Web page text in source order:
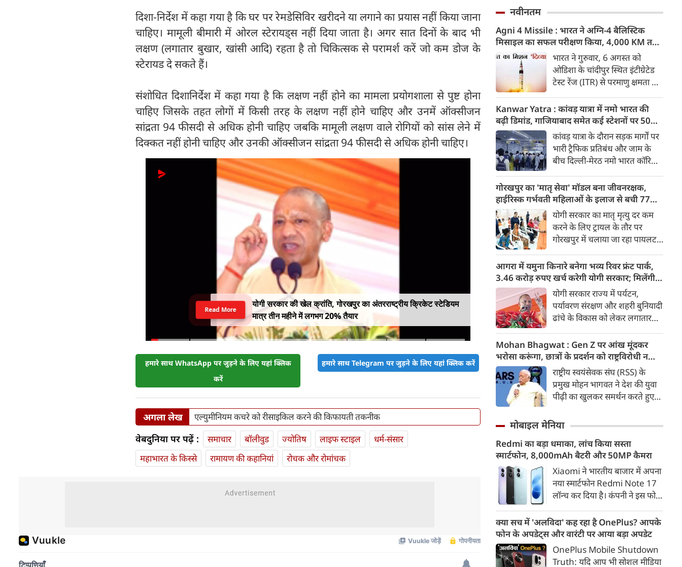
दिशा-निर्देश में कहा गया है कि घर पर रेमडेसिविर खरीदने या लगाने का प्रयास नहीं किया जाना
चाहिए। मामूली बीमारी में ओरल स्टेरायड्स नहीं दिया जाता है। अगर सात दिनों के बाद भी
लक्षण (लगातार बुखार, खांसी आदि) रहता है तो चिकित्सक से परामर्श करें जो कम डोज के
स्टेरायड दे सकते हैं।
संशोधित दिशानिर्देश में कहा गया है कि लक्षण नहीं होने का मामला प्रयोगशाला से पुष्ट होना
चाहिए जिसके तहत लोगों में किसी तरह के लक्षण नहीं होने चाहिए और उनमें ऑक्सीजन
सांद्रता 94 फीसदी से अधिक होनी चाहिए जबकि मामूली लक्षण वाले रोगियों को सांस लेने में
दिक्कत नहीं होनी चाहिए और उनकी ऑक्सीजन सांद्रता 94 फीसदी से अधिक होनी चाहिए।
योगी सरकार की खेल क्रांति, गोरखपुर का अंतरराष्ट्रीय क्रिकेट स्टेडियम
मात्र तीन महीने में लगभग 20% तैयार
Read More
हमारे साथ WhatsApp पर जुड़ने के लिए यहां क्लिक
करें
हमारे साथ Telegram पर जुड़ने के लिए यहां क्लिक करें
अगला लेख एल्युमीनियम कचरे को रीसाइकिल करने की किफायती तकनीक
वेबदुनिया पर पढ़ें : समाचार बॉलीवुड ज्योतिष लाइफ स्‍टाइल
धर्म-संसार
महाभारत के किस्से
रामायण की कहानियां रोचक और रोमांचक
नवीनतम
Agni 4 Missile : भारत ने अग्नि-4 बैलिस्टिक
मिसाइल का सफल परीक्षण किया, 4,000 KM तक
मारक क्षमता
भारत ने गुरुवार, 6 अगस्त को
ओडिशा के चांदीपुर स्थित इंटीग्रेटेड
टेस्ट रेंज (ITR) से परमाणु क्षमता से
मिसाइल अग्नि-4 का सफल परीक्षण
किया। रक्षा मंत्रालय के मुताबिक, यह
परीक्षण स्ट्रैटेजिक फोर्सेज कमांड
(SFC) और रक्षा अनुसंधान एवं
विकास संगठन (DRDO) की ओर से
किया गया।
Kanwar Yatra : कांवड़ यात्रा में नमो भारत की
बढ़ी डिमांड, गाजियाबाद समेत कई स्टेशनों पर 50%
तक बढ़ी यात्रियों की संख्याकांवड़ यात्रा के दौरान सड़क मार्गों पर
भारी ट्रैफिक प्रतिबंध और जाम के
बीच दिल्ली-मेरठ नमो भारत कॉरिडोर
परिवहन विकल्प बनकर उभरा है।
तेज़, समयबद्ध और आरामदायक
सफर के चलते कॉरिडोर के कई
स्टेशनों पर यात्रियों की संख्या में 40
से 50 प्रतिशत तक बढ़ गई है।
गोरखपुर का 'मातृ सेवा' मॉडल बना जीवनरक्षक,
हाईरिस्क गर्भवती महिलाओं के इलाज से बची 77
जिंदगियां
योगी सरकार का मातृ मृत्यु दर कम
करने के लिए ट्रायल के तौर पर
गोरखपुर में चलाया जा रहा पायलट
बनकर उभरा है। मुख्यमंत्री योगी
आदित्यनाथ के निर्देश पर पायलट
प्रोजेक्ट ‘मातृ सेवा’ का लक्ष्य हाई
रिस्क गर्भवती केसों को तुरंत बड़े
अस्पतालों में रेफर कर बचाना है।
आगरा में यमुना किनारे बनेगा भव्य रिवर फ्रंट पार्क,
3.46 करोड़ रुपए खर्च करेगी योगी सरकार; मिलेंगी ये
खास सुविधाएं
योगी सरकार राज्य में पर्यटन,
पर्यावरण संरक्षण और शहरी बुनियादी
ढांचे के विकास को लेकर लगातार
कड़ी में अब ताजनगरी में यमुना नदी
के किनारों को खूबसूरत, प्रदूषण मुक्त
और उपयोगी बनाने की बड़ी तैयारी
शुरू हो गई है। आगरा के झलकारी
बाई चौराहे से लेकर वेदांत मंदिर के
पास यमुना किनारे (यमुना बैंक साइड)
किया जा रहा है।
Mohan Bhagwat : Gen Z पर आंख मूंदकर
भरोसा करूंगा, छात्रों के प्रदर्शन को राष्ट्रविरोधी न
बताएं, RSS प्रमुख मोहन भागवत का बड़ा बयान, चीन
और पाकिस्तान को लेकर क्या कहा
राष्ट्रीय स्वयंसेवक संघ (RSS) के
प्रमुख मोहन भागवत ने देश की युवा
पीढ़ी का खुलकर समर्थन करते हुए
मूंदकर भरोसा करेंगे। उन्होंने कहा कि
छात्रों को राष्ट्रविरोधी नहीं कहा जाना
चाहिए। युवाओं की बात को दबाने के
बजाय उनके साथ संवाद के जरिए
उनकी चिंताओं को समझने की
जरूरत है।
मोबाइल मेनिया
Redmi का बड़ा धमाका, लांच किया सस्ता
स्मार्टफोन, 8,000mAh बैटरी और 50MP कैमरा
Xiaomi ने भारतीय बाजार में अपना
नया स्मार्टफोन Redmi Note 17
लॉन्च कर दिया है। कंपनी ने इस फोन
डिस्प्ले, 8,000mAh की बड़ी बैटरी
और Qualcomm Snapdragon
चिपसेट के साथ पेश किया है। फोन में
50MP का मेन कैमरा दिया गया है।
क्या सच में 'अलविदा' कह रहा है OnePlus? आपके
फोन के अपडेट्स और वारंटी पर आया बड़ा अपडेट
OnePlus Mobile Shutdown
Truth: यदि आप भी सोशल मीडिया